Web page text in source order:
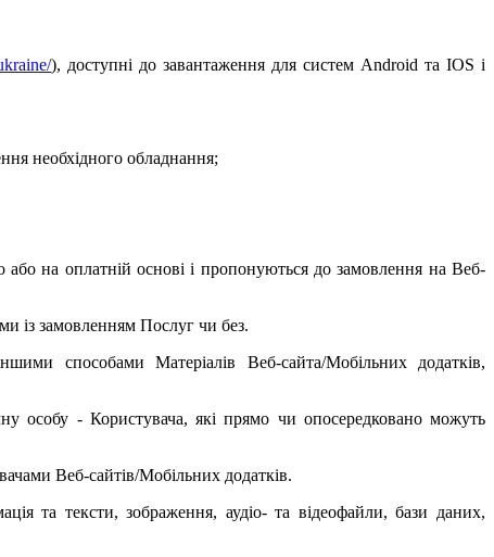
), доступні до завантаження для систем Android таIOS і
необхідного обладнання;
або на оплатній основі і пропонуються до замовлення на Веб-
із замовленням Послуг чи без.
способами Матеріалів Веб-сайта/Мобільних додатків,
особу - Користувача, які прямо чи опосередковано можуть
Веб-сайтів/Мобільних додатків.
та тексти, зображення, аудіо- та відеофайли, бази даних,